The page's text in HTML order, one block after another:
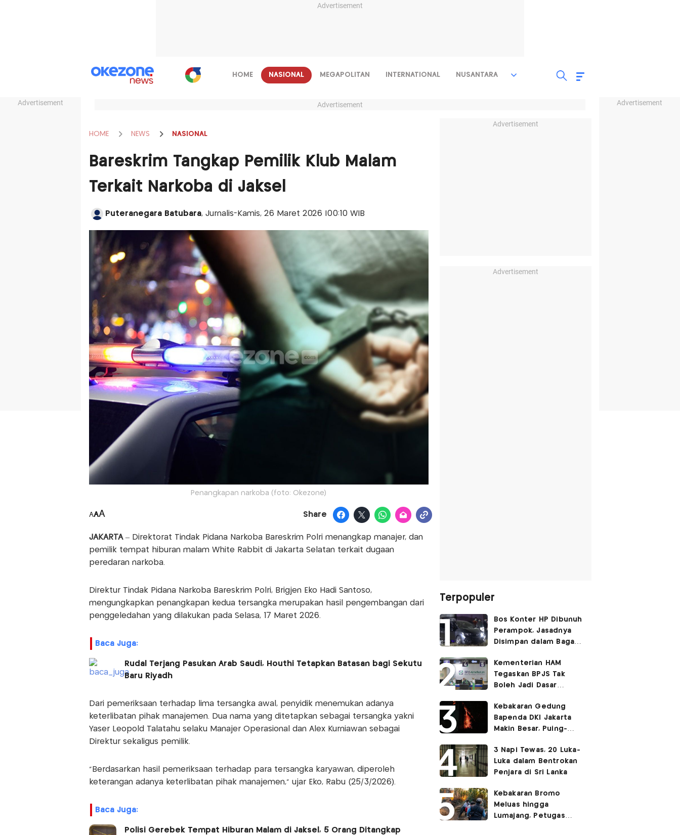
Advertisement
Advertisement Advertisement
HOME NASIONAL MEGAPOLITAN INTERNATIONAL NUSANTARA
Advertisement
HOME NEWS NASIONAL
Bareskrim Tangkap Pemilik Klub Malam
Terkait Narkoba di Jaksel
Puteranegara Batubara, Jurnalis-Kamis, 26 Maret 2026 |00:10 WIB
Penangkapan narkoba (foto: Okezone)
AAA Share
JAKARTA – Direktorat Tindak Pidana Narkoba Bareskrim Polri menangkap manajer, dan
pemilik tempat hiburan malam White Rabbit di Jakarta Selatan terkait dugaan
peredaran narkoba.
Direktur Tindak Pidana Narkoba Bareskrim Polri, Brigjen Eko Hadi Santoso,
mengungkapkan penangkapan kedua tersangka merupakan hasil pengembangan dari
penggeledahan yang dilakukan pada Selasa, 17 Maret 2026.
Baca Juga:
Rudal Terjang Pasukan Arab Saudi, Houthi Tetapkan Batasan bagi Sekutu
Baru Riyadh
Dari pemeriksaan terhadap lima tersangka awal, penyidik menemukan adanya
keterlibatan pihak manajemen. Dua nama yang ditetapkan sebagai tersangka yakni
Yaser Leopold Talatahu selaku Manajer Operasional dan Alex Kurniawan sebagai
Direktur sekaligus pemilik.
“Berdasarkan hasil pemeriksaan terhadap para tersangka karyawan, diperoleh
keterangan adanya keterlibatan pihak manajemen,” ujar Eko, Rabu (25/3/2026).
Baca Juga:
Polisi Gerebek Tempat Hiburan Malam di Jaksel, 5 Orang Ditangkap
Advertisement
Advertisement
Terpopuler
Bos Konter HP Dibunuh
Perampok, Jasadnya
Disimpan dalam Bagasi
Kementerian HAM
Tegaskan BPJS Tak
Boleh Jadi Dasar
Layanan Kesehatan
Kebakaran Gedung
Bapenda DKI Jakarta
Makin Besar, Puing-
3 Napi Tewas, 20 Luka-
Luka dalam Bentrokan
Penjara di Sri Lanka
Kebakaran Bromo
Meluas hingga
Lumajang, Petugas